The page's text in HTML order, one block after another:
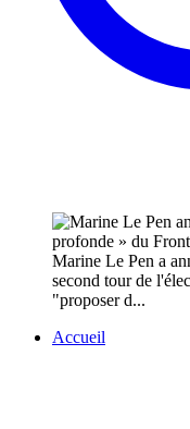
Marine Le Pen a
second tour de
"proposer d...
Accueil